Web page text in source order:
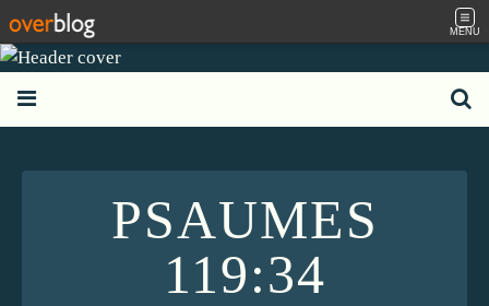
MENU
PSAUMES
119:34